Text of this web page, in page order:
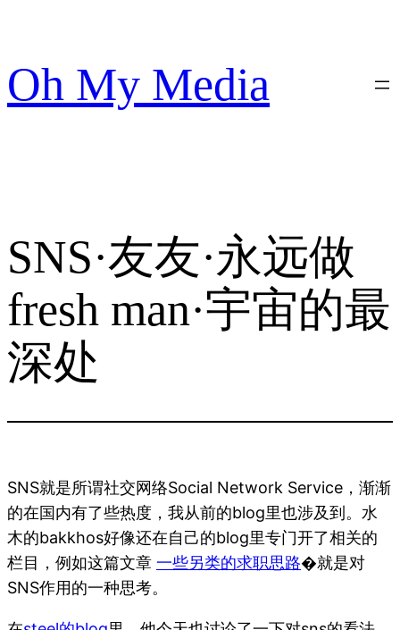
内
容
Oh My Media
SNS·友友·永远做
fresh man·宇宙的最
深处
SNS就是所谓社交网络Social Network Service，渐渐
的在国内有了些热度，我从前的blog里也涉及到。水
木的bakkhos好像还在自己的blog里专门开了相关的
栏目，例如这篇文章 一些另类的求职思路�就是对
SNS作用的一种思考。